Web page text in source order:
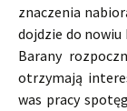
znaczenia
dojdzie do
Barany
otrzymają
was pracy